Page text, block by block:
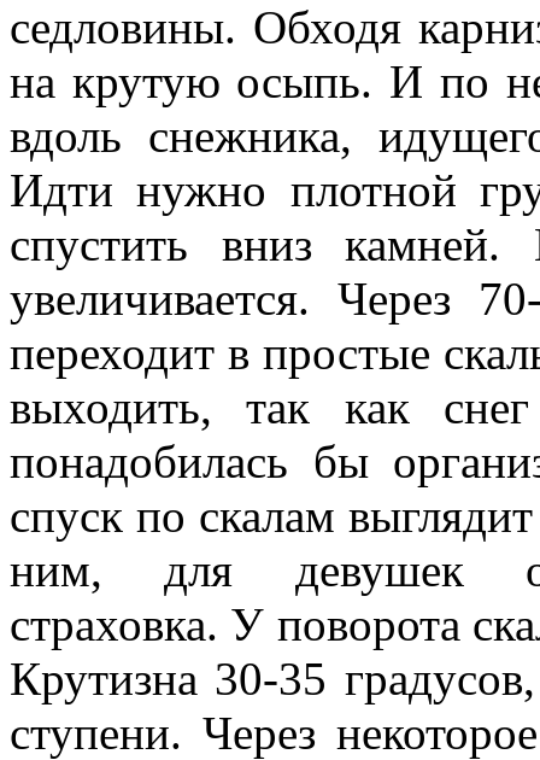
седловины. Обходя
на крутую осыпь. И по
вдоль снежника,
Идти нужно плотной
спустить вниз камней.
увеличивается. Через
переходит в простые
выходить, так как
понадобилась бы
спуск по скалам
ним, для девушек
страховка. У поворота
Крутизна 30-35
ступени. Через